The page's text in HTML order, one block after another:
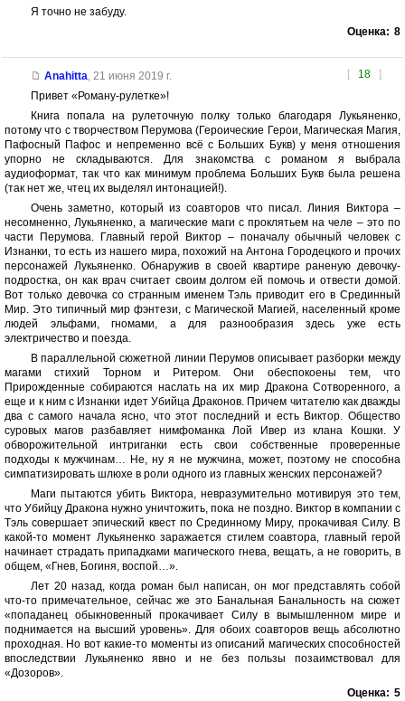
Я точно не забуду.
Оценка: 8
[ 18 ]
Anahitta, 21 июня 2019 г.
Привет «Роману-рулетке»!
Книга попала на рулеточную полку только благодаря Лукьяненко,
потому что с творчеством Перумова (Героические Герои, Магическая Магия,
Пафосный Пафос и непременно всё с Больших Букв) у меня отношения
упорно не складываются. Для знакомства с романом я выбрала
аудиоформат, так что как минимум проблема Больших Букв была решена
(так нет же, чтец их выделял интонацией!).
Очень заметно, который из соавторов что писал. Линия Виктора –
несомненно, Лукьяненко, а магические маги с проклятьем на челе – это по
части Перумова. Главный герой Виктор – поначалу обычный человек с
Изнанки, то есть из нашего мира, похожий на Антона Городецкого и прочих
персонажей Лукьяненко. Обнаружив в своей квартире раненую девочку-
подростка, он как врач считает своим долгом ей помочь и отвести домой.
Вот только девочка со странным именем Тэль приводит его в Срединный
Мир. Это типичный мир фэнтези, с Магической Магией, населенный кроме
людей эльфами, гномами, а для разнообразия здесь уже есть
электричество и поезда.
В параллельной сюжетной линии Перумов описывает разборки между
магами стихий Торном и Ритером. Они обеспокоены тем, что
Прирожденные собираются наслать на их мир Дракона Сотворенного, а
еще и к ним с Изнанки идет Убийца Драконов. Причем читателю как дважды
два с самого начала ясно, что этот последний и есть Виктор. Общество
суровых магов разбавляет нимфоманка Лой Ивер из клана Кошки. У
обворожительной интриганки есть свои собственные проверенные
подходы к мужчинам… Не, ну я не мужчина, может, поэтому не способна
симпатизировать шлюхе в роли одного из главных женских персонажей?
Маги пытаются убить Виктора, невразумительно мотивируя это тем,
что Убийцу Дракона нужно уничтожить, пока не поздно. Виктор в компании с
Тэль совершает эпический квест по Срединному Миру, прокачивая Силу. В
какой-то момент Лукьяненко заражается стилем соавтора, главный герой
начинает страдать припадками магического гнева, вещать, а не говорить, в
общем, «Гнев, Богиня, воспой…».
Лет 20 назад, когда роман был написан, он мог представлять собой
что-то примечательное, сейчас же это Банальная Банальность на сюжет
«попаданец обыкновенный прокачивает Силу в вымышленном мире и
поднимается на высший уровень». Для обоих соавторов вещь абсолютно
проходная. Но вот какие-то моменты из описаний магических способностей
впоследствии Лукьяненко явно и не без пользы позаимствовал для
«Дозоров».
Оценка: 5